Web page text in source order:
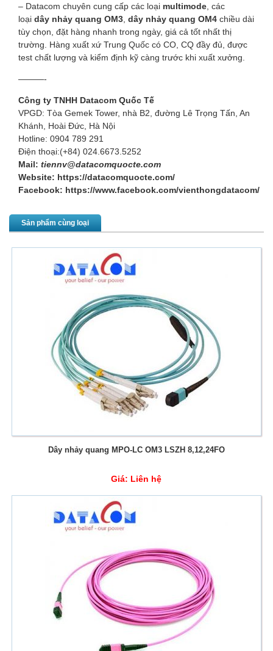
– Datacom chuyên cung cấp các loại multimode , các
loại dây nhảy quang OM3 dây nhảy quang OM4 chiều dài
tùy chọn, đặt hàng nhanh trong ngày, giá cả tốt nhất thị
trường. Hàng xuất xứ Trung Quốc có CO, CQ đầy đủ, được
test chất lượng và kiểm định kỹ càng trước khi xuất xưởng.
———-
Công ty TNHH Datacom Quốc Tế
VPGD: Tòa Gemek Tower, nhà B2, đường Lê Trọng Tấn, An
Khánh, Hoài Đức, Hà Nội
Hotline: 0904 789 291
Điện thoại:(+84) 024.6673.5252
Mail: tiennv@datacomquocte.com
Website: https://datacomquocte.com/
Facebook: https://www.facebook.com/vienthongdatacom/
Sản phẩm cùng loại
Dây nhảy quang MPO-LC OM3 LSZH 8,12,24FO
Giá: Liên hệ